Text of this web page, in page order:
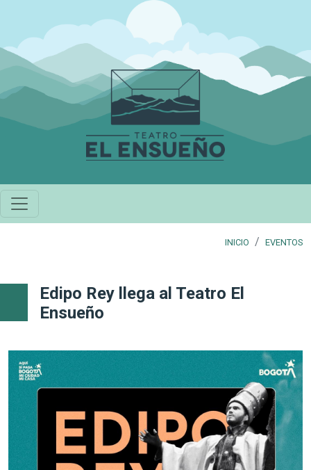
Pasar al contenido principal
INICIO EVENTOS
Edipo Rey llega al Teatro El
Ensueño